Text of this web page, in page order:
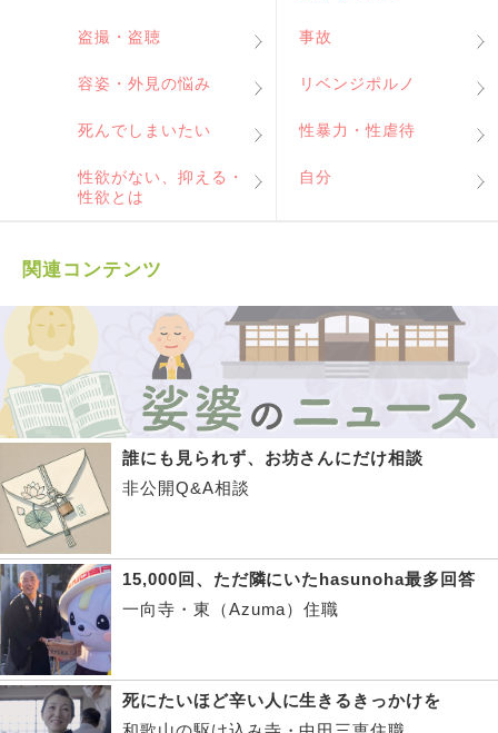
盗撮・盗聴 事故
容姿・外見の悩み リベンジポルノ
死んでしまいたい 性暴力・性虐待
性欲がない、抑える・
性欲とは
自分
関連コンテンツ
誰にも見られず、お坊さんにだけ相談
非公開Q&A相談
15,000回、ただ隣にいたhasunoha最多回答
一向寺・東（Azuma）住職
死にたいほど辛い人に生きるきっかけを